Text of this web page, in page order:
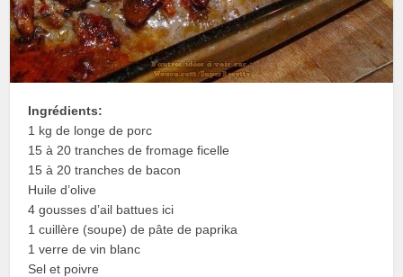
Ingrédients:
1 kg de longe de porc
15 à 20 tranches de fromage ficelle
15 à 20 tranches de bacon
Huile d’olive
4 gousses d’ail battues ici
1 cuillère (soupe) de pâte de paprika
1 verre de vin blanc
Sel et poivre